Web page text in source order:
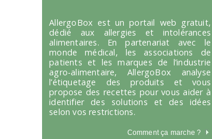
AllergoBox est un portail web gratuit,
dédié aux allergies et intolérances
alimentaires. En partenariat avec le
monde médical, les associations de
patients et les marques de l’industrie
agro-alimentaire, AllergoBox analyse
l’étiquetage des produits et vous
propose des recettes pour vous aider à
identifier des solutions et des idées
selon vos restrictions.
Comment ça marche ?